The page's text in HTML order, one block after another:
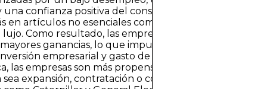
una confianza positiva del consumidor—, las personas
en artículos no esenciales como vacaciones, autos
lujo. Como resultado, las empresas que operan en
ganancias, lo que impulsa el precio de sus
empresarial y gasto de capitalEn épocas de
las empresas son más propensas a realizar inversiones
sea expansión, contratación o compra de nuevos